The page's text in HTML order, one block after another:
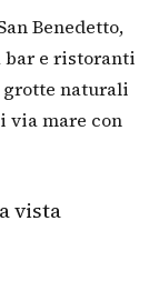
Benedetto,
e ristoranti
grotte naturali
via mare con
vista